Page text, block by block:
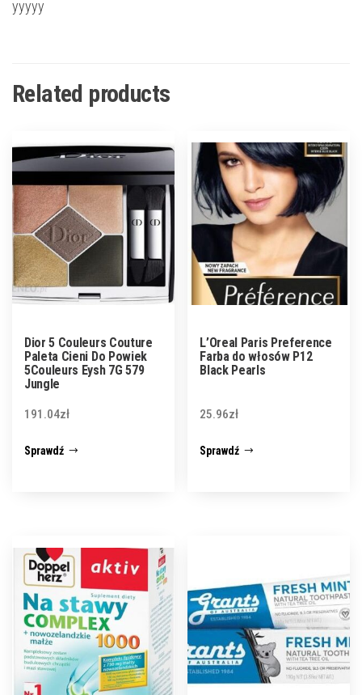
yyyyy
Related products
Dior 5 Couleurs Couture
Paleta Cieni Do Powiek
5Couleurs Eysh 7G 579
Jungle
191.04zł
Sprawdź
L’Oreal Paris Preference
Farba do włosów P12
Black Pearls
25.96zł
Sprawdź